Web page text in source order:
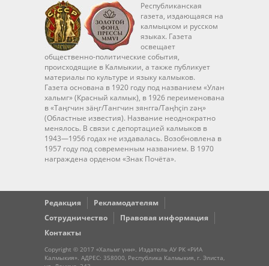
Республиканская
газета, издающаяся на
калмыцком и русском
языках. Газета
освещает
общественно-политические события,
происходящие в Калмыкии, а также публикует
материалы по культуре и языку калмыков.
Газета основана в 1920 году под названием «Улан
хальмг» (Красный калмык), в 1926 переименована
в «Таңгчин зäңг/Тангчин зянггә/Taңhçin zәң»
(Областные известия). Название неоднократно
менялось. В связи с депортацией калмыков в
1943—1956 годах не издавалась. Возобновлена в
1957 году под современным названием. В 1970
награждена орденом «Знак Почёта».
Редакция
Рекламодателям
Сотрудничество
Правовая информация
Контакты
Copyright © 2017 «Хальмг үнн». Издатель АУ РК «РИА
Калмыкия». АДРЕС: 358000, Республика Калмыкия, г. Элиста,